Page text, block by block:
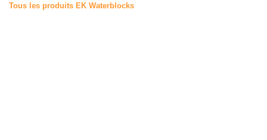
Tous les produits EK Waterblocks